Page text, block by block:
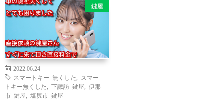
鍵屋
2022.06.24
スマートキー 無くした
スマー
トキー無くした
下諏訪 鍵屋
伊那
市 鍵屋
塩尻市 鍵屋